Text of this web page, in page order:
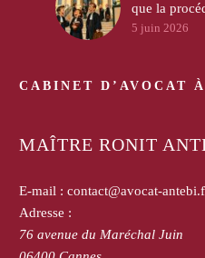
que la
5 juin 2026
CABINET D’AVOCAT
MAÎTRE RONIT
E-mail : contact@avocat-
Adresse :
76 avenue du Maréchal Juin